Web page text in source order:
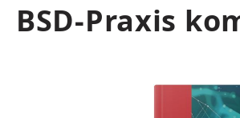
BSD-Praxis
Bildergalerie überspringen